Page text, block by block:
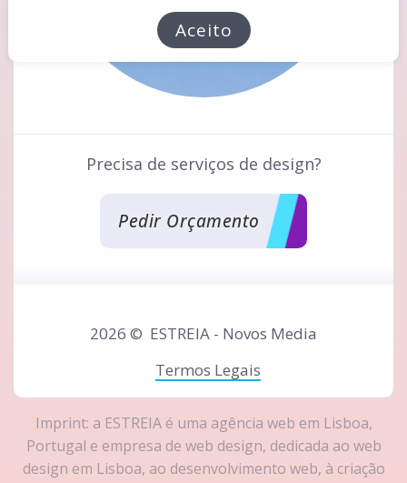
Renovação site
Institucional
Precisa de serviços de design?
Pedir Orçamento
2026 © ESTREIA - Novos Media
Termos Legais
Imprint: a ESTREIA é uma agência web em Lisboa,
Portugal e empresa de web design, dedicada ao web
design em Lisboa, ao desenvolvimento web, à criação
Aceito